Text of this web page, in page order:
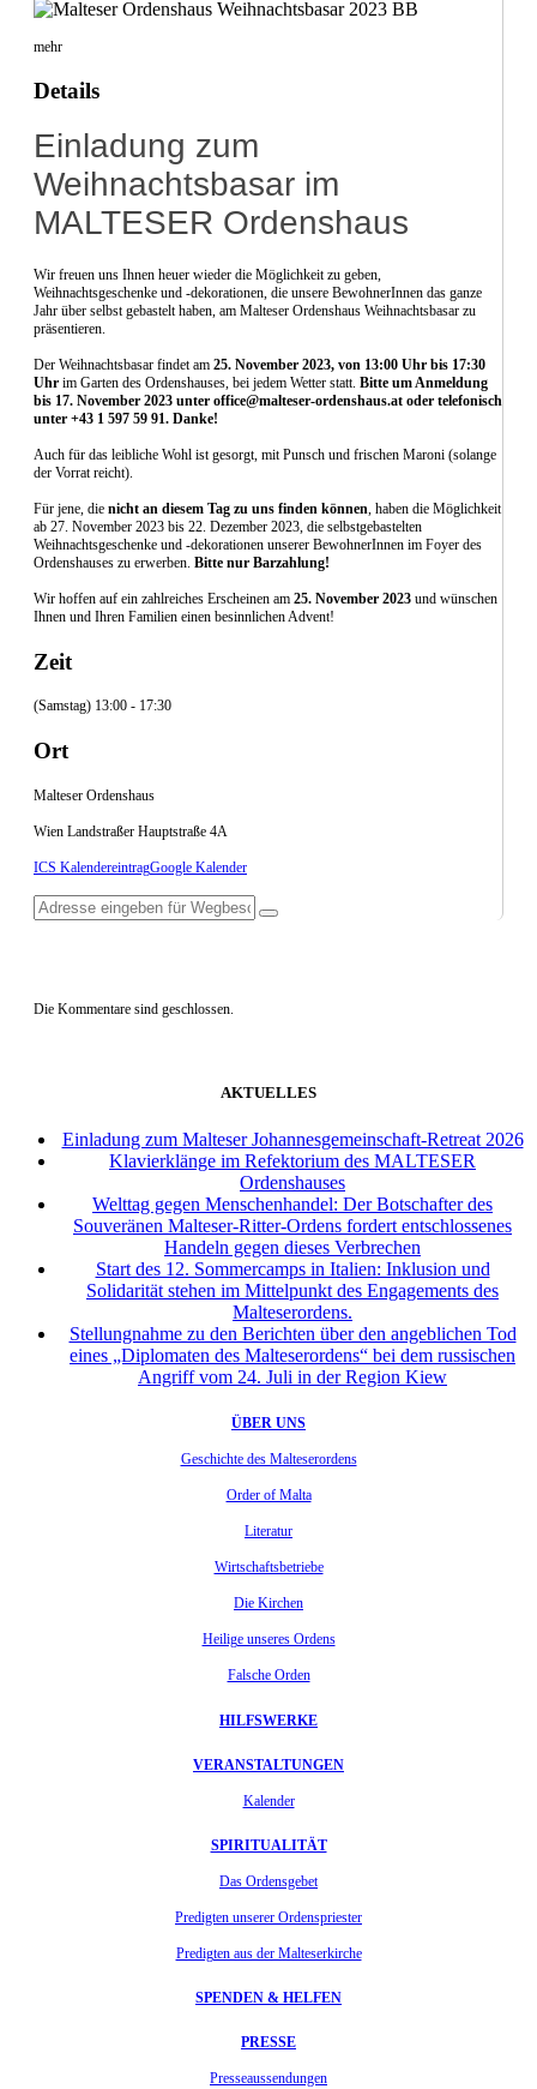
mehr
Details
Einladung zum
Weihnachtsbasar im
MALTESER Ordenshaus
Wir freuen uns Ihnen heuer wieder die Möglichkeit zu geben,
Weihnachtsgeschenke und -dekorationen, die unsere BewohnerInnen das ganze
Jahr über selbst gebastelt haben, am Malteser Ordenshaus Weihnachtsbasar zu
präsentieren.
Der Weihnachtsbasar findet am 25. November 2023, von 13:00 Uhr bis 17:30
Uhr im Garten des Ordenshauses, bei jedem Wetter statt. Bitte um Anmeldung
bis 17. November 2023 unter office@malteser-ordenshaus.at oder telefonisch
unter +43 1 597 59 91. Danke!
Auch für das leibliche Wohl ist gesorgt, mit Punsch und frischen Maroni (solange
der Vorrat reicht).
Für jene, die nicht an diesem Tag zu uns finden können, haben die Möglichkeit
ab 27. November 2023 bis 22. Dezember 2023, die selbstgebastelten
Weihnachtsgeschenke und -dekorationen unserer BewohnerInnen im Foyer des
Ordenshauses zu erwerben. Bitte nur Barzahlung!
Wir hoffen auf ein zahlreiches Erscheinen am 25. November 2023 und wünschen
Ihnen und Ihren Familien einen besinnlichen Advent!
Zeit
(Samstag) 13:00 - 17:30
Ort
Malteser Ordenshaus
Wien Landstraßer Hauptstraße 4A
ICS KalendereintragGoogle Kalender
Die Kommentare sind geschlossen.
AKTUELLES
Einladung zum Malteser Johannesgemeinschaft-Retreat 2026
Klavierklänge im Refektorium des MALTESER
Ordenshauses
Welttag gegen Menschenhandel: Der Botschafter des
Souveränen Malteser-Ritter-Ordens fordert entschlossenes
Handeln gegen dieses Verbrechen
Start des 12. Sommercamps in Italien: Inklusion und
Solidarität stehen im Mittelpunkt des Engagements des
Malteserordens.
Stellungnahme zu den Berichten über den angeblichen Tod
eines „Diplomaten des Malteserordens“ bei dem russischen
Angriff vom 24. Juli in der Region Kiew
ÜBER UNS
Geschichte des Malteserordens
Order of Malta
Literatur
Wirtschaftsbetriebe
Die Kirchen
Heilige unseres Ordens
Falsche Orden
HILFSWERKE
VERANSTALTUNGEN
Kalender
SPIRITUALITÄT
Das Ordensgebet
Predigten unserer Ordenspriester
Predigten aus der Malteserkirche
SPENDEN & HELFEN
PRESSE
Presseaussendungen